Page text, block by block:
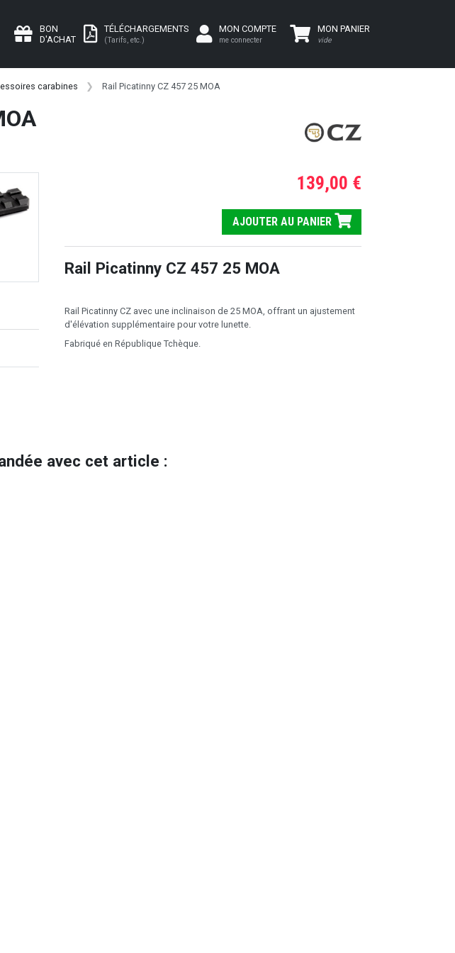
BON
D'ACHAT
TÉLÉCHARGEMENTS
(Tarifs, etc.)
MON COMPTE
me connecter
MON PANIER
vide
carabines Rail Picatinny CZ 457 25 MOA
139,00 €
AJOUTER AU PANIER
Rail Picatinny CZ 457 25 MOA
Rail Picatinny CZ avec une inclinaison de 25 MOA, offrant un ajustement
d'élévation supplémentaire pour votre lunette.
Fabriqué en République Tchèque.
avec cet article :